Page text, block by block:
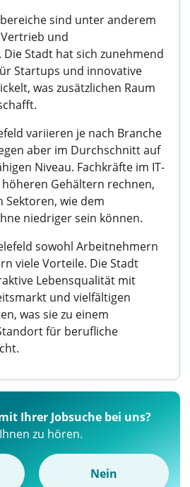
sind unter anderem
und
Stadt hat sich zunehmend
Startups und innovative
was zusätzlichen Raum
variieren je nach Branche
aber im Durchschnitt auf
Niveau. Fachkräfte im IT-
Gehältern rechnen,
wie dem
niedriger sein können.
sowohl Arbeitnehmern
viele Vorteile. Die Stadt
Lebensqualität mit
und vielfältigen
was sie zu einem
für berufliche
Ihrer Jobsuche bei uns?
zu hören.
Nein